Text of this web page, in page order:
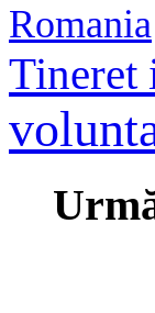
Romania
Tineret